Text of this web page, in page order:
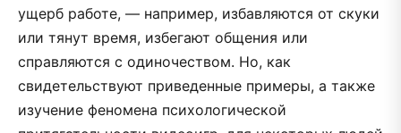
ущерб работе, — например, избавляются от скуки
или тянут время, избегают общения или
справляются с одиночеством. Но, как
свидетельствуют приведенные примеры, а также
изучение феномена психологической